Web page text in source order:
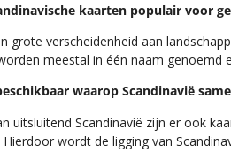
kaarten populair voor
grote verscheidenheid aan
meestal in één naam genoemd
waarop Scandinavië
uitsluitend Scandinavië zijn er ook
wordt de ligging van